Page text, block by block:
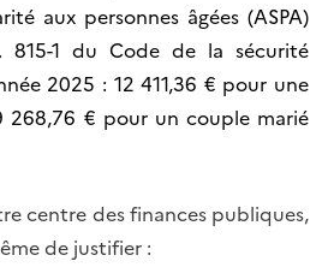
aux personnes âgées (ASPA)
815-1 du Code de la sécurité
2025 : 12 411,36 € pour une
268,76 € pour un couple marié
centre des finances publiques,
de justifier :